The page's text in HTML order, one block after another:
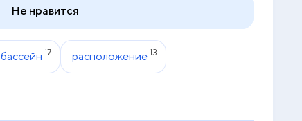
Не нравится
бассейн 17 расположение 13